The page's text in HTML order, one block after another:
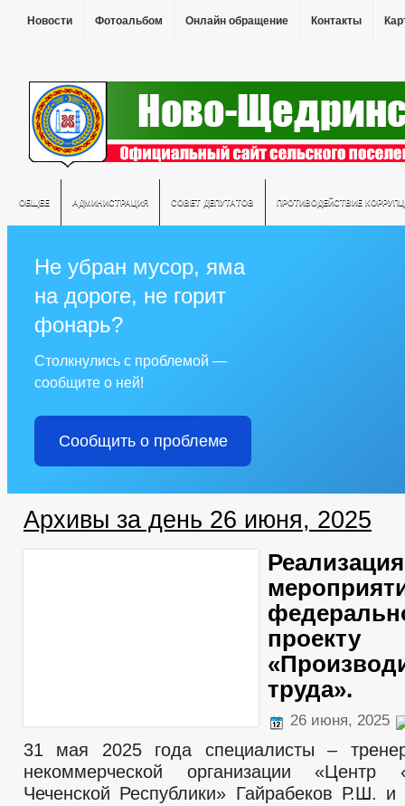
Новости Фотоальбом Онлайн обращение Контакты
ОБЩЕЕ АДМИНИСТРАЦИЯ СОВЕТ ДЕПУТАТОВ ПРОТИВОДЕЙСТВИЕ
Не убран мусор, яма
на дороге, не горит
фонарь?
Столкнулись с проблемой —
сообщите о ней!
Сообщить о проблеме
Архивы за день 26 июня, 2025
Реализация
проекту
труда».
26 июня, 2025
31 мая 2025 года специалисты –
некоммерческой организации «Центр
Чеченской Республики» Гайрабеков Р.Ш.